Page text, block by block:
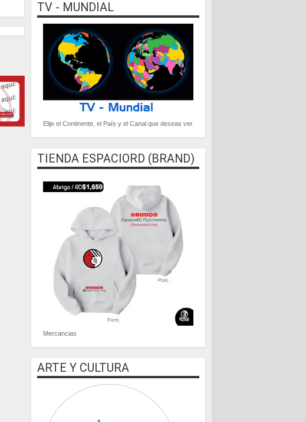
TV - MUNDIAL
Elije el Continente, el País y el Canal que deseas ver
TIENDA ESPACIORD (BRAND)
Mercancias
ARTE Y CULTURA